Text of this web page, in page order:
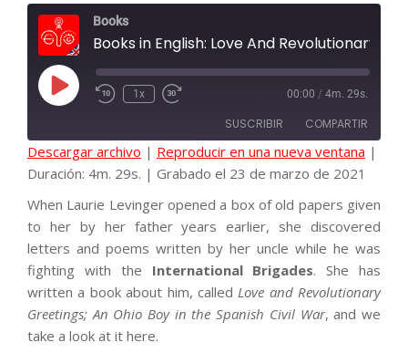
Books
Reproducir
episodio
1x 00:00 / 4m. 29s.
SUSCRIBIR COMPARTIR
FEED RSS
COMPAR
TIR
ENLACE
INCRUST
Descargar archivo | Reproducir en una nueva ventana |
Duración: 4m. 29s. | Grabado el 23 de marzo de 2021
When Laurie Levinger opened a box of old papers given
to her by her father years earlier, she discovered
letters and poems written by her uncle while he was
fighting with the International Brigades. She has
written a book about him, calledLove and Revolutionary
Greetings; An Ohio Boy in the Spanish Civil War, and we
take a look at it here.